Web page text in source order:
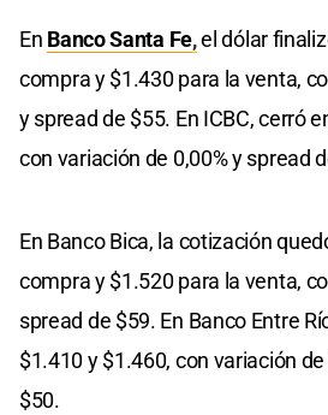
En Banco Santa Fe,el dólar
compra y $1.430 para la venta,
y spread de $55. En ICBC, cerró
con variación de 0,00% y spread
En Banco Bica, la cotización
compra y $1.520 para la venta,
spread de $59. En Banco Entre
$1.410 y $1.460, con variación
$50.